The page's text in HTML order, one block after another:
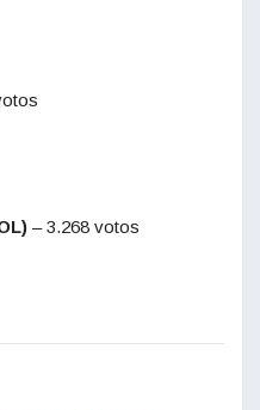
– 3.268 votos